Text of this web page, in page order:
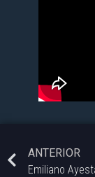
ANTERIOR